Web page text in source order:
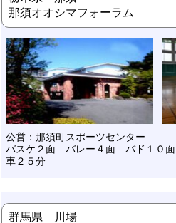
那須オオシマフォーラム
公営：那須町スポーツセンター
バスケ２面 バレー４面 バド１０面
車２５分
群馬県 川場